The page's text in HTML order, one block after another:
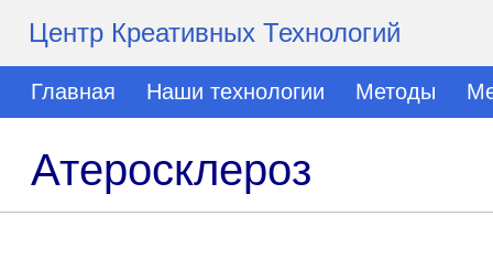
Центр Креативных Технологий
Главная Наши технологии Методы
Атеросклероз